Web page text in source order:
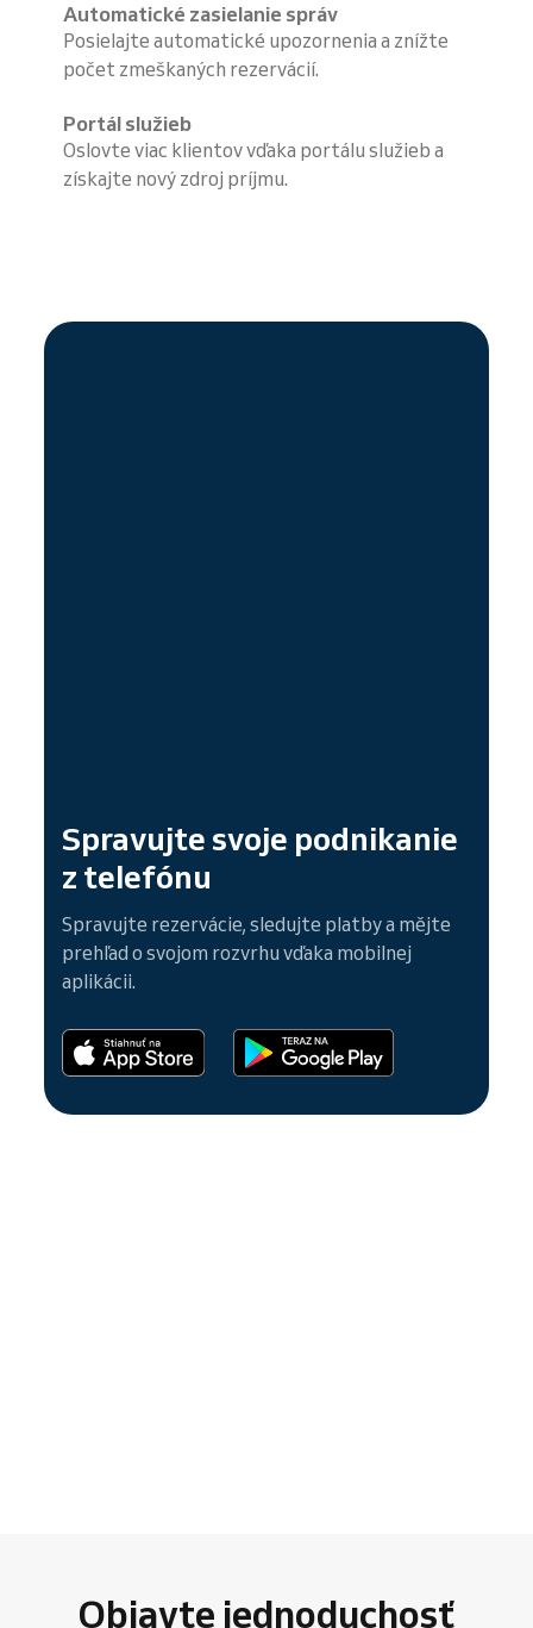
Automatické zasielanie správ
Posielajte automatické upozornenia a znížte
počet zmeškaných rezervácií.
Portál služieb
Oslovte viac klientov vďaka portálu služieb a
získajte nový zdroj príjmu.
Spravujte svoje podnikanie
z telefónu
Spravujte rezervácie, sledujte platby a mějte
prehľad o svojom rozvrhu vďaka mobilnej
aplikácii.
Objavte jednoduchosť